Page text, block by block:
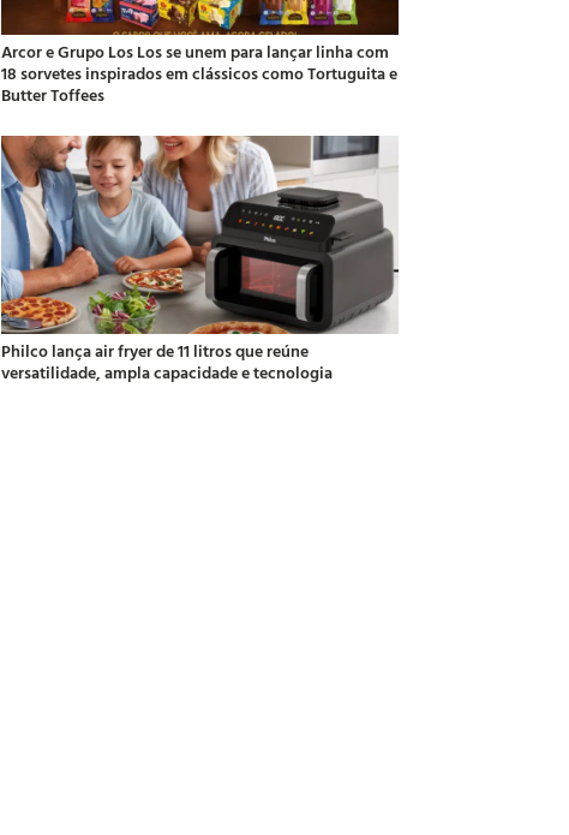
Arcor e Grupo Los Los se unem para lançar linha com
18 sorvetes inspirados em clássicos como Tortuguita e
Butter Toffees
Philco lança air fryer de 11 litros que reúne
versatilidade, ampla capacidade e tecnologia